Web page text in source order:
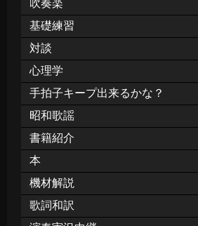
吹奏楽
基礎練習
対談
心理学
手拍子キープ出来るかな？
昭和歌謡
書籍紹介
本
機材解説
歌詞和訳